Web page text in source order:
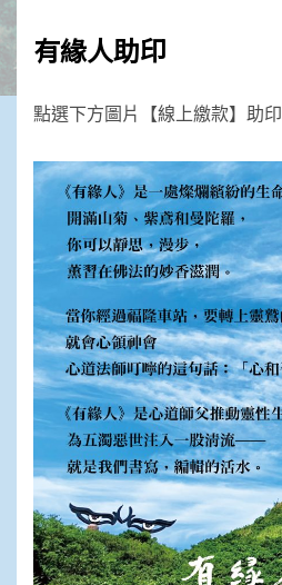
有緣人助印
點選下方圖片【線上繳款】助印